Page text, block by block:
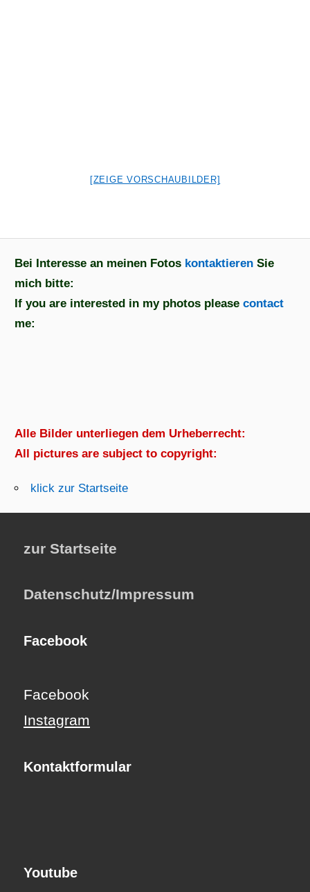
[ZEIGE VORSCHAUBILDER]
Bei Interesse an meinen Fotos kontaktieren Sie
mich bitte:
If you are interested in my photos pleasecontact
me:
Alle Bilder unterliegen dem Urheberrecht:
All pictures are subject to copyright:
klick zur Startseite
zur Startseite
Datenschutz/Impressum
Facebook
Facebook
Instagram
Kontaktformular
Youtube